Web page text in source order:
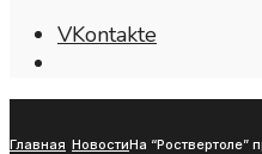
VKontakte
Главная НовостиНа